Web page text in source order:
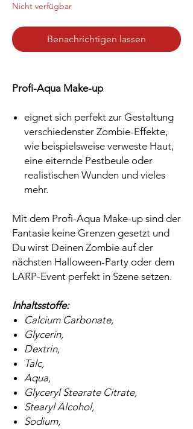
Nicht verfügbar
Benachrichtigen lassen
Profi-Aqua Make-up
eignet sich perfekt zur Gestaltung
verschiedenster Zombie-Effekte,
wie beispielsweise verweste Haut,
eine eiternde Pestbeule oder
realistischen Wunden und vieles
mehr.
Mit dem Profi-Aqua Make-up sind der
Fantasie keine Grenzen gesetzt und
Du wirst Deinen Zombie auf der
nächsten Halloween-Party oder dem
LARP-Event perfekt in Szene setzen.
Inhaltsstoffe:
Calcium Carbonate,
Glycerin,
Dextrin,
Talc,
Aqua,
Glyceryl Stearate Citrate,
Stearyl Alcohol,
Sodium,